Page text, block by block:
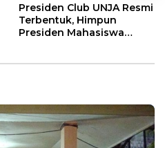
Presiden Club UNJA Resmi
Terbentuk, Himpun
Presiden Mahasiswa